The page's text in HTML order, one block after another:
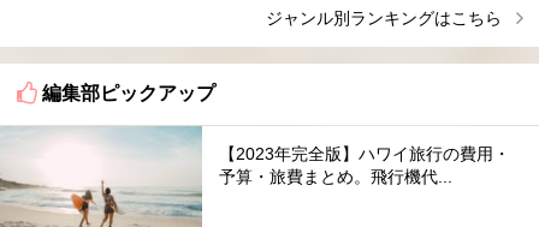
ジャンル別ランキングはこちら
編集部ピックアップ
【2023年完全版】ハワイ旅行の費用・
予算・旅費まとめ。飛行機代...